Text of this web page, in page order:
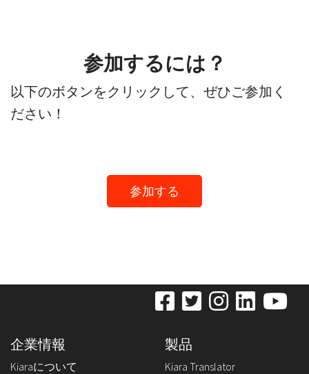
参加するには？
以下のボタンをクリックして、ぜひご参加く
ださい！
参加する
企業情報
Kiaraについて
製品
Kiara Translator